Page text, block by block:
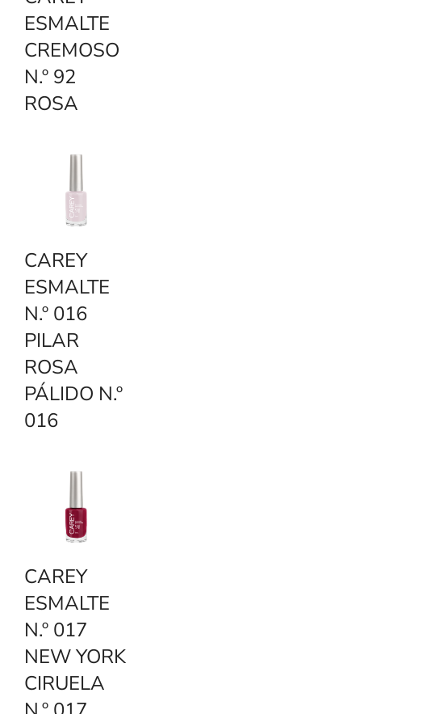
ESMALTE
CREMOSO
N.º 92
ROSA
CAREY
ESMALTE
N.º 016
PILAR
ROSA
PÁLIDO N.º
016
CAREY
ESMALTE
N.º 017
NEW YORK
CIRUELA